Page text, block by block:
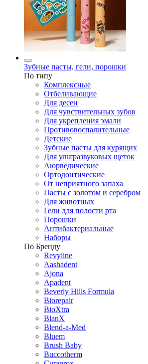
Зубные пасты, гели, порошки
По типу
Комплексные
Отбеливающие
Для десен
Для чувствительных зубов
Для укрепления эмали
Противовоспалительные
Детские
Зубные пасты для курящих
Для ультразвуковых щеток
Аюрведические
Ортодонтические
От неприятного запаха
Пасты с золотом и серебром
Для животных
Гели для полости рта
Порошки
Антибактериальные
Наборы
По Бренду
Revyline
Aashadent
Ajona
Apadent
Beverly Hills Formula
Biorepair
BioXtra
BlanX
Blend-a-Med
Bluem
Brush Baby
Buccotherm